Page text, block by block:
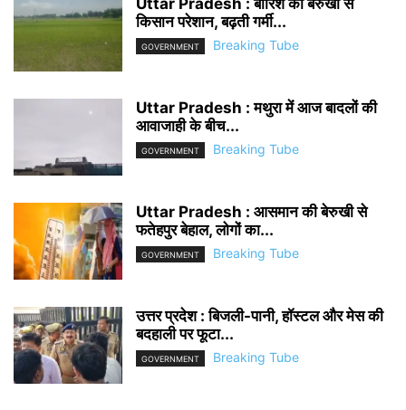
Uttar Pradesh : बारिश की बेरुखी से
किसान परेशान, बढ़ती गर्मी...
GOVERNMENT Breaking Tube
Uttar Pradesh : मथुरा में आज बादलों की
आवाजाही के बीच...
GOVERNMENT Breaking Tube
Uttar Pradesh : आसमान की बेरुखी से
फतेहपुर बेहाल, लोगों का...
GOVERNMENT Breaking Tube
उत्तर प्रदेश : बिजली-पानी, हॉस्टल और मेस की
बदहाली पर फूटा...
GOVERNMENT Breaking Tube